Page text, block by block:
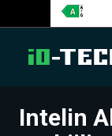
UUTISET
Intelin